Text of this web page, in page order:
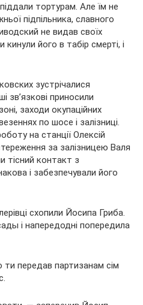
тортурам. Але їм не
підпільника, славного
не видав своїх
кинули його в табір смерті, і
зустрічалися
зв’язкові приносили
заходи окупаційних
по шосе і залізниці.
на станції Олексій
за залізницею Валя
тісний контакт з
і забезпечували його
схопили Йосипа Гриба.
і напередодні попередила
передав партизанам сім